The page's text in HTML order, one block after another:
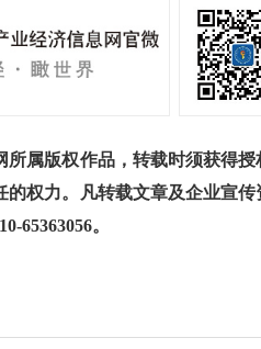
版权作品，转载时须获得授
的权力。凡转载文章及企业宣
65363056。